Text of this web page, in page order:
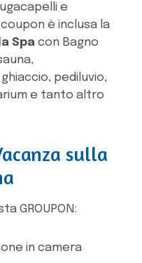
e
è inclusa la
Spa con Bagno
pediluvio,
e tanto altro
sulla
GROUPON:
in camera